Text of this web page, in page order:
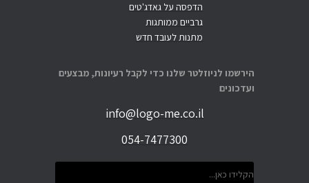
הדפסה על גאדג'טים
גרביים ממותגות
מתנות לעובד חדש
הירשמו לניוזלטר שלנו כדי לקבל רעיונות, מבצעים
ועדכונים
info@logo-me.co.il
054-7477300